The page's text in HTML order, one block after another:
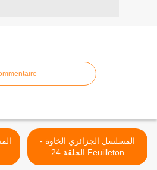
المسلسل الجزائري الخاوة -
الحلقة 24 Feuilleton
Algérien El Khawa -